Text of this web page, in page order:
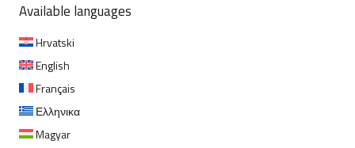
Available languages
Hrvatski
English
Français
Ελληνικα
Magyar